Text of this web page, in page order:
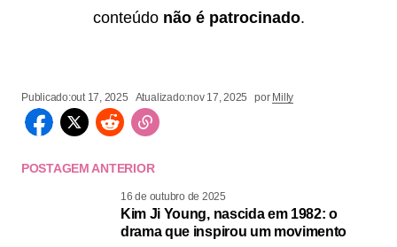
conteúdo não é patrocinado.
Publicado:out 17, 2025 Atualizado:nov 17, 2025 por Milly
POSTAGEM ANTERIOR
16 de outubro de 2025
Kim Ji Young, nascida em 1982: o
drama que inspirou um movimento